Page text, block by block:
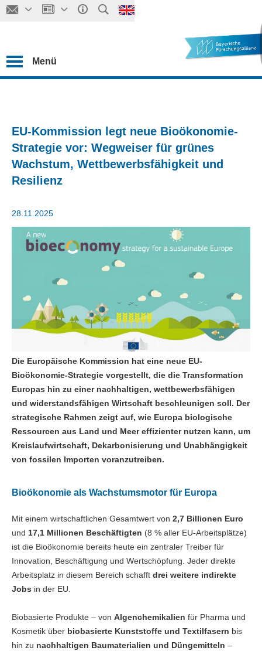
Menü
EU-Kommission legt neue Bioökonomie-
Strategie vor: Wegweiser für grünes
Wachstum, Wettbewerbsfähigkeit und
Resilienz
28.11.2025
Die Europäische Kommission hat eine neue EU-
Bioökonomie-Strategie vorgestellt, die die Transformation
Europas hin zu einer nachhaltigen, wettbewerbsfähigen
und widerstandsfähigen Wirtschaft beschleunigen soll. Der
strategische Rahmen zeigt auf, wie Europa biologische
Ressourcen aus Land und Meer effizienter nutzen kann, um
Kreislaufwirtschaft, Dekarbonisierung und Unabhängigkeit
von fossilen Importen voranzutreiben.
Bioökonomie als Wachstumsmotor für Europa
Mit einem wirtschaftlichen Gesamtwert von 2,7 Billionen Euro
und 17,1 Millionen Beschäftigten (8 % aller EU-Arbeitsplätze)
ist die Bioökonomie bereits heute ein zentraler Treiber für
Innovation, Beschäftigung und Wertschöpfung. Jeder direkte
Arbeitsplatz in diesem Bereich schafft drei weitere indirekte
Jobs in der EU.
Biobasierte Produkte – von Algenchemikalien für Pharma und
Kosmetik über biobasierte Kunststoffe und Textilfasern bis
hin zu nachhaltigen Baumaterialien und Düngemitteln –